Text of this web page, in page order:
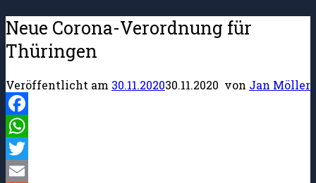
Neue Corona-Verordnung für
Thüringen
Veröffentlicht am 30.11.202030.11.2020 von Jan Möller
Facebook
WhatsApp
Twitter